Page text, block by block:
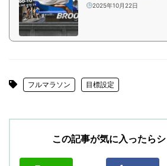
ューズが25周年
2025年10月22日
フルマラソン 目標設定
この記事が気に入ったら